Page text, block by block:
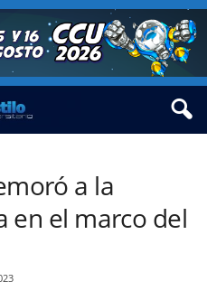
a la
en el marco del